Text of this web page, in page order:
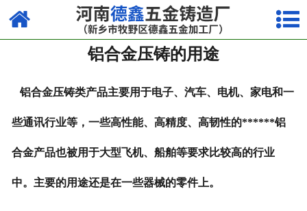
网站首页
走进我们
产品中心
荣誉资质
厂容厂貌
视频中心
铝合金压铸的用途
铝合金压铸类产品主要用于电子、汽车、电机、家电和一
些通讯行业等，一些高性能、高精度、高韧性的******铝
合金产品也被用于大型飞机、船舶等要求比较高的行业
中。主要的用途还是在一些器械的零件上。